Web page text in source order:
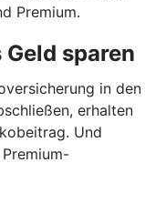
Premium.
sparen
in den
erhalten
Und